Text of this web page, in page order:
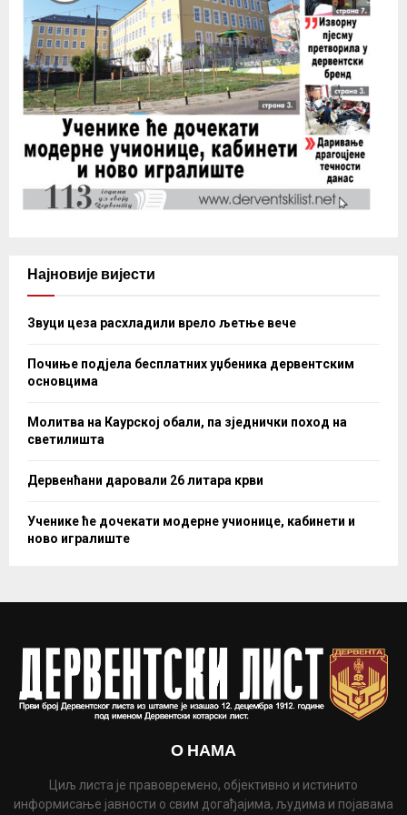
Најновије вијести
Звуци цеза расхладили врело љетње вече
Почиње подјела бесплатних уџбеника дервентским
основцима
Молитва на Каурској обали, па зједнички поход на
светилишта
Дервенћани даровали 26 литара крви
Ученике ће дочекати модерне учионице, кабинети и
ново игралиште
О НАМА
Циљ листа је правовремено, објективно и истинито
информисање јавности о свим догађајима, људима и појавама